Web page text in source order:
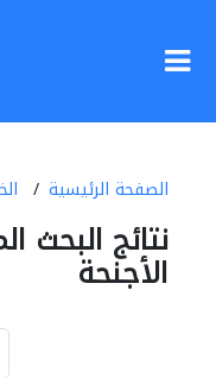
الصفحة الرئيسية
نتائج
الأجنحة